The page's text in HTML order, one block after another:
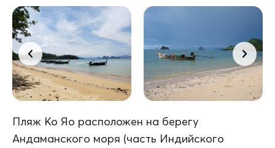
Пляж Ко Яо расположен на берегу
Андаманского моря (часть Индийского